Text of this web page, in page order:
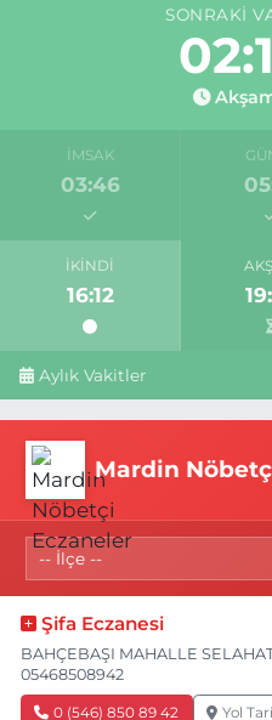
SONRAKI
İMSAK
03:46
İKINDI
16:12
Aylık Vakitler
Mardin
Şifa Eczanesi
BAHÇEBAŞI MAHALLE
05468508942
0 (546) 850 89 42 Yol